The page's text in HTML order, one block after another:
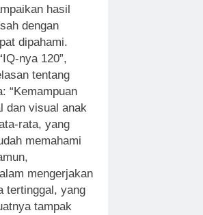
hasil
dengan
dipahami.
nya 120”,
tentang
“Kemampuan
dan visual anak
rata, yang
memahami
mengerjakan
tertinggal, yang
tampak